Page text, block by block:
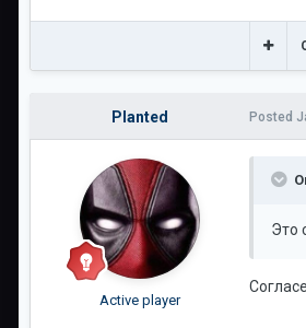
Planted
Active player
Posted
Это